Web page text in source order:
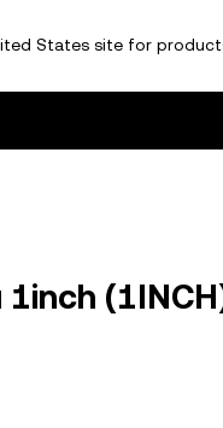
States site for